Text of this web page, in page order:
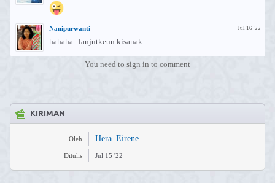
Jul 16 '22
Nanipurwanti
hahaha...lanjutkeun kisanak
You need to sign in to comment
KIRIMAN
Oleh Hera_Eirene
Ditulis Jul 15 '22